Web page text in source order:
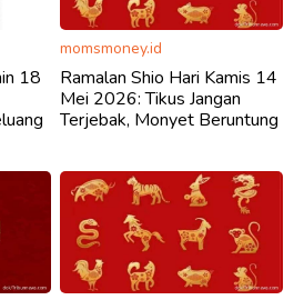
18
momsmoney.id
Ramalan Shio Hari Kamis 14
Mei 2026: Tikus Jangan
Terjebak, Monyet Beruntung